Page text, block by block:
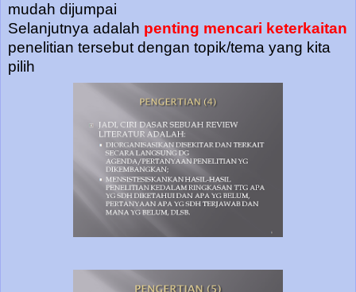
mudah dijumpai
Selanjutnya adalah penting mencari keterkaitan
penelitian tersebut dengan topik/tema yang kita
pilih